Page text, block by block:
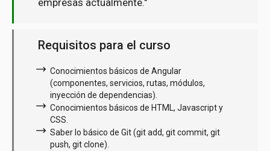
Requisitos para el curso
Conocimientos básicos de Angular
(componentes, servicios, rutas, módulos,
inyección de dependencias).
Conocimientos básicos de HTML, Javascript y
CSS.
Saber lo básico de Git (git add, git commit, git
push, git clone).